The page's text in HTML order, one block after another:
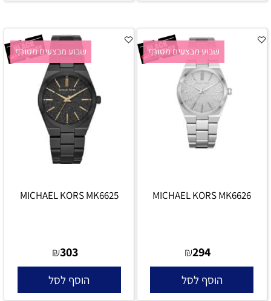
שבוע מבצעים מטורף
MICHAEL KORS MK6626
₪294
הוסף לסל
שבוע מבצעים מטורף
MICHAEL KORS MK6625
₪303
הוסף לסל